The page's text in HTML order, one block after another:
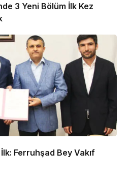
3 Yeni Bölüm İlk Kez
Ferruhşad Bey Vakıf